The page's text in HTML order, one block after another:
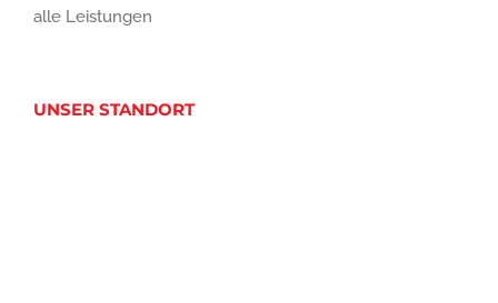
alle Leistungen
UNSER STANDORT